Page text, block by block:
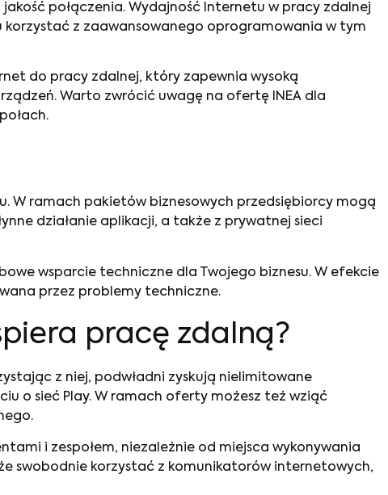
połączenia. Wydajność Internetu w pracy zdalnej
korzystać z zaawansowanego oprogramowania w tym
do pracy zdalnej, który zapewnia wysoką
Warto zwrócić uwagę na ofertę INEA dla
W ramach pakietów biznesowych przedsiębiorcy mogą
działanie aplikacji, a także z prywatnej sieci
wsparcie techniczne dla Twojego biznesu. W efekcie
przez problemy techniczne.
pracę zdalną?
z niej, podwładni zyskują nielimitowane
o sieć Play. W ramach oferty możesz też wziąć
i zespołem, niezależnie od miejsca wykonywania
swobodnie korzystać z komunikatorów internetowych,